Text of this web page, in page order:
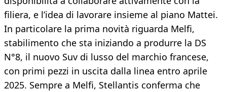
filiera, e l’idea di lavorare insieme al piano Mattei.
In particolare la prima novità riguarda Melfi,
stabilimento che sta iniziando a produrre la DS
N°8, il nuovo Suv di lusso del marchio francese,
con primi pezzi in uscita dalla linea entro aprile
2025. Sempre a Melfi, Stellantis conferma che